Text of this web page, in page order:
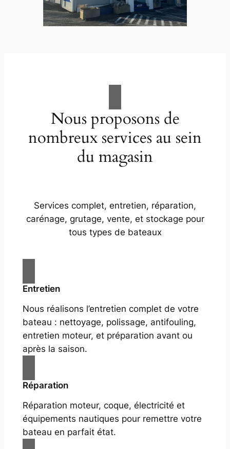
Nous proposons de
nombreux services au sein
du magasin
Services complet, entretien, réparation,
carénage, grutage, vente, et stockage pour
tous types de bateaux
Entretien
Nous réalisons l’entretien complet de votre
bateau : nettoyage, polissage, antifouling,
entretien moteur, et préparation avant ou
après la saison.
Réparation
Réparation moteur, coque, électricité et
équipements nautiques pour remettre votre
bateau en parfait état.